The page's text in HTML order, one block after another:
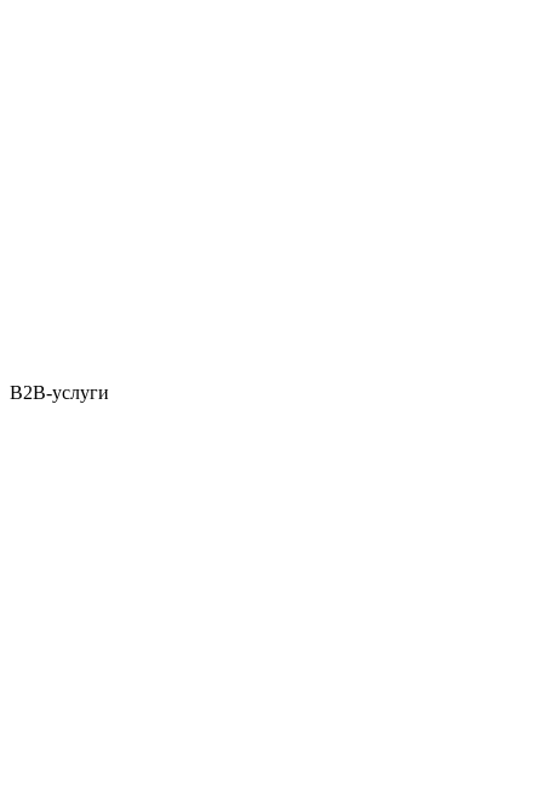
B2B-услуги